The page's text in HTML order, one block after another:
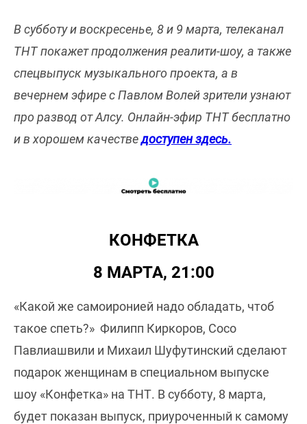
В субботу и воскресенье, 8 и 9 марта, телеканал
ТНТ покажет продолжения реалити-шоу, а также
спецвыпуск музыкального проекта, а в
вечернем эфире с Павлом Волей зрители узнают
про развод от Алсу. Онлайн-эфир ТНТ бесплатно
и в хорошем качестведоступен здесь.
КОНФЕТКА
8 МАРТА, 21:00
«Какой же самоиронией надо обладать, чтоб
такое спеть?» Филипп Киркоров, Сосо
Павлиашвили и Михаил Шуфутинский сделают
подарок женщинам в специальном выпуске
шоу «Конфетка» на ТНТ. В субботу, 8 марта,
будет показан выпуск, приуроченный к самому